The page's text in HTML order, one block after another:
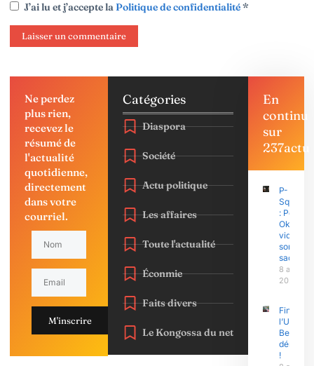
J’ai lu et j’accepte laPolitique de confidentialité*
Ne perdez
plus rien,
recevez le
résumé de
l'actualité
quotidienne,
directement
dans votre
courriel.
M'inscrire
Catégories
Diaspora
Société
Actu politique
Les affaires
Toute l'actualité
Éconmie
Faits divers
Le Kongossa du net
En
continu
sur
237actu
P-
Square
: Peter
Okoye
vide
son
sac
8 août
2026
Finasu
Bertoua
!